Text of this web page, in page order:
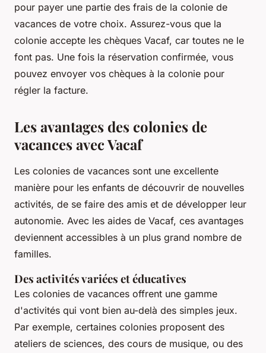
pour payer une partie des frais de la colonie de
vacances de votre choix. Assurez-vous que la
colonie accepte les chèques Vacaf, car toutes ne le
font pas. Une fois la réservation confirmée, vous
pouvez envoyer vos chèques à la colonie pour
régler la facture.
Les avantages des colonies de
vacances avec Vacaf
Les colonies de vacances sont une excellente
manière pour les enfants de découvrir de nouvelles
activités, de se faire des amis et de développer leur
autonomie. Avec les aides de Vacaf, ces avantages
deviennent accessibles à un plus grand nombre de
familles.
Des activités variées et éducatives
Les colonies de vacances offrent une gamme
d'activités qui vont bien au-delà des simples jeux.
Par exemple, certaines colonies proposent des
ateliers de sciences, des cours de musique, ou des